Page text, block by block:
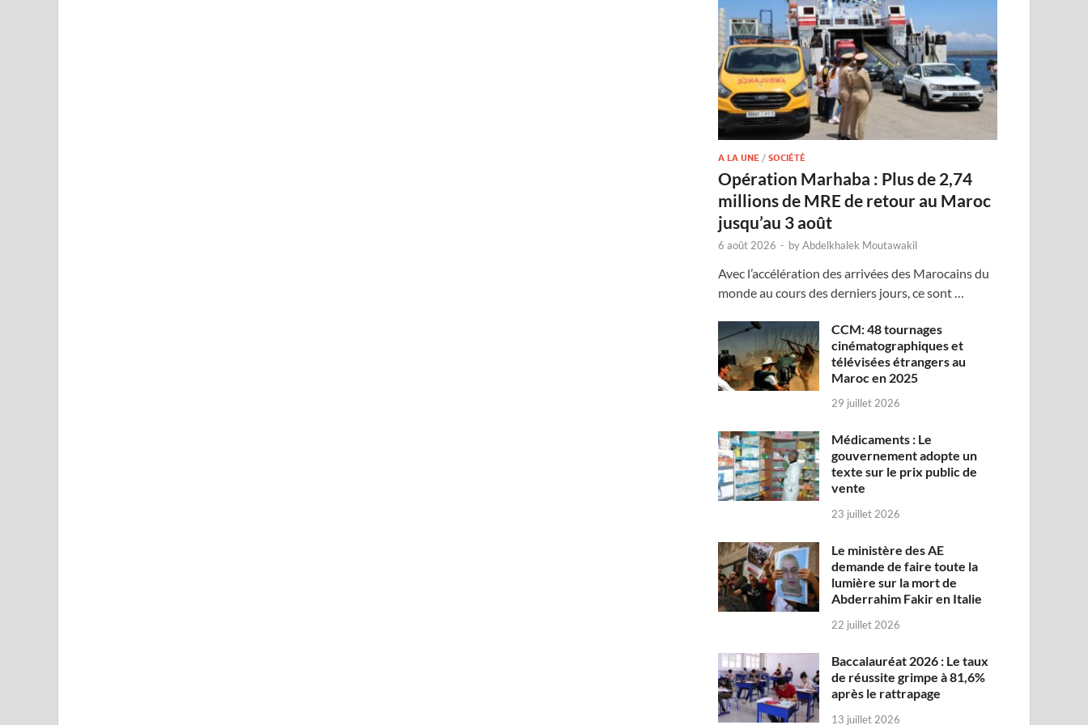
A LA UNE /SOCIÉTÉ
Opération Marhaba : Plus de 2,74
millions de MRE de retour au Maroc
jusqu’au 3 août
6 août 2026 - byAbdelkhalek Moutawakil
Avec l’accélération des arrivées des Marocains du
monde au cours des derniers jours, ce sont …
CCM: 48 tournages
cinématographiques et
télévisées étrangers au
Maroc en 2025
29 juillet 2026
Médicaments : Le
gouvernement adopte un
texte sur le prix public de
vente
23 juillet 2026
Le ministère des AE
demande de faire toute la
lumière sur la mort de
Abderrahim Fakir en Italie
22 juillet 2026
Baccalauréat 2026 : Le taux
de réussite grimpe à 81,6%
après le rattrapage
13 juillet 2026